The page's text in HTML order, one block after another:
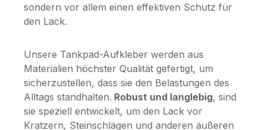
sondern vor allem einen effektiven Schutz für
den Lack.
Unsere Tankpad-Aufkleber werden aus
Materialien höchster Qualität gefertigt, um
sicherzustellen, dass sie den Belastungen des
Alltags standhalten. Robust und langlebig, sind
sie speziell entwickelt, um den Lack vor
Kratzern, Steinschlägen und anderen äußeren